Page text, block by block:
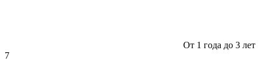
От 1 года до 3 лет
7